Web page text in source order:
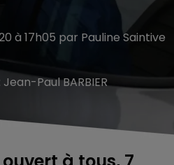
à 17h05 par Pauline Saintive
Jean-Paul BARBIER